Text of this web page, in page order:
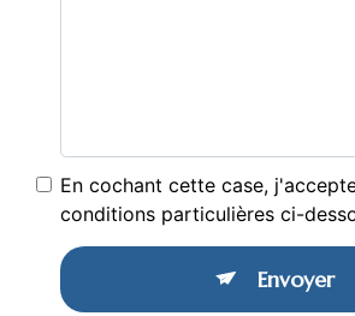
En cochant cette case,
conditions particulières ci-
Envoyer